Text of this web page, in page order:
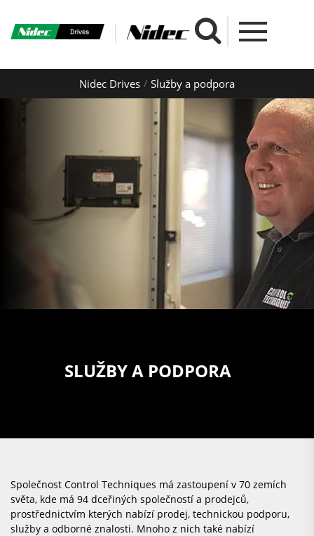
Nidec Drives Služby a podpora
SLUŽBY A PODPORA
Společnost Control Techniques má zastoupení v 70 zemích
světa, kde má 94 dceřiných společností a prodejců,
prostřednictvím kterých nabízí prodej, technickou podporu,
služby a odborné znalosti. Mnoho z nich také nabízí